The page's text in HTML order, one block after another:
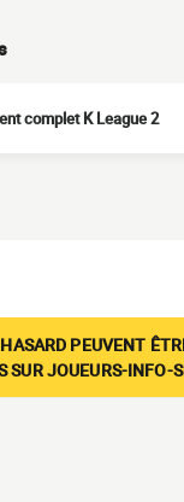
complet K League 2
PEUVENT
SUR JOUEURS-